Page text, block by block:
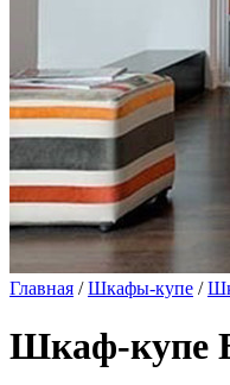
Главная /Шкафы-купе /
Шкаф-купе